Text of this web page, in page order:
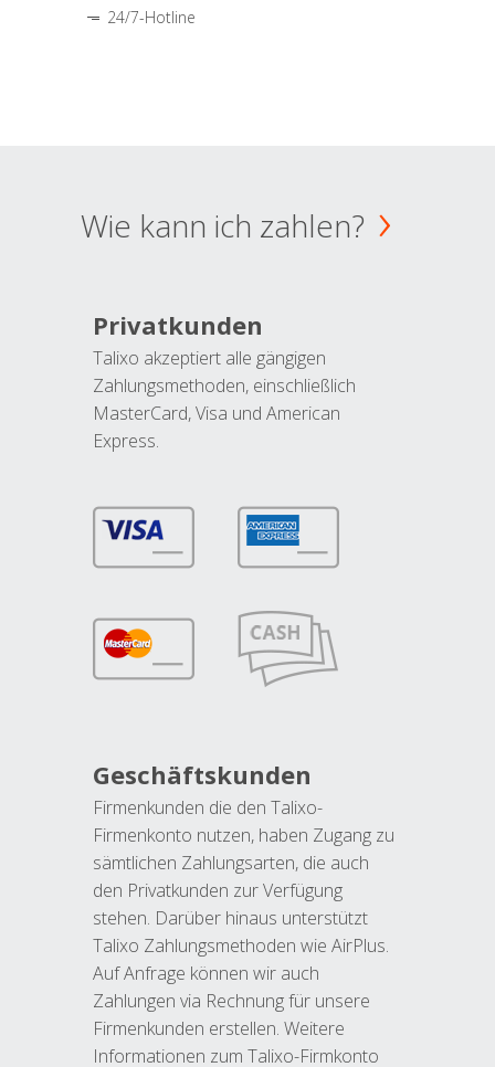
24/7-Hotline
Wie kann ich zahlen?
Privatkunden
Talixo akzeptiert alle gängigen
Zahlungsmethoden, einschließlich
MasterCard, Visa und American
Express.
Geschäftskunden
Firmenkunden die den Talixo-
Firmenkonto nutzen, haben Zugang zu
sämtlichen Zahlungsarten, die auch
den Privatkunden zur Verfügung
stehen. Darüber hinaus unterstützt
Talixo Zahlungsmethoden wie AirPlus.
Auf Anfrage können wir auch
Zahlungen via Rechnung für unsere
Firmenkunden erstellen. Weitere
Informationen zum Talixo-Firmkonto